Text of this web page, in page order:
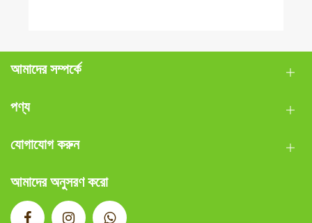
আমাদের সম্পর্কে
পণ্য
যোগাযোগ করুন
আমাদের অনুসরণ করো